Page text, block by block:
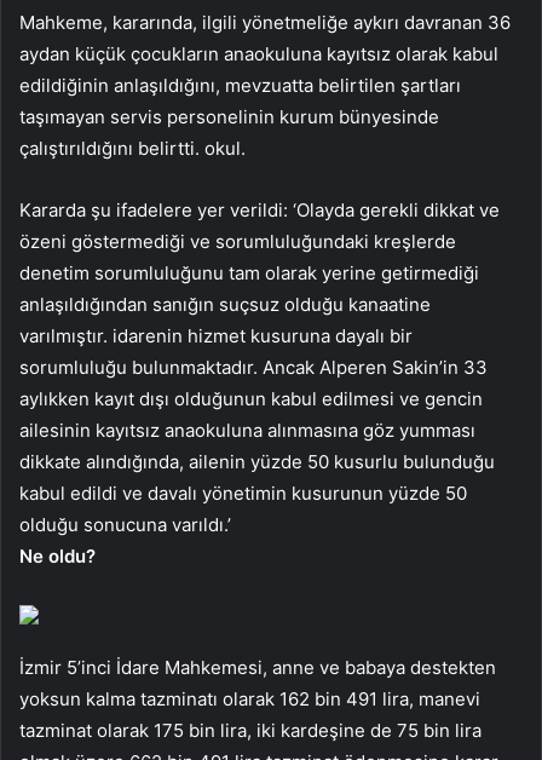
Mahkeme, kararında, ilgili yönetmeliğe aykırı davranan 36
aydan küçük çocukların anaokuluna kayıtsız olarak kabul
edildiğinin anlaşıldığını, mevzuatta belirtilen şartları
taşımayan servis personelinin kurum bünyesinde
çalıştırıldığını belirtti. okul.
Kararda şu ifadelere yer verildi: ‘Olayda gerekli dikkat ve
özeni göstermediği ve sorumluluğundaki kreşlerde
denetim sorumluluğunu tam olarak yerine getirmediği
anlaşıldığından sanığın suçsuz olduğu kanaatine
varılmıştır. idarenin hizmet kusuruna dayalı bir
sorumluluğu bulunmaktadır. Ancak Alperen Sakin’in 33
aylıkken kayıt dışı olduğunun kabul edilmesi ve gencin
ailesinin kayıtsız anaokuluna alınmasına göz yumması
dikkate alındığında, ailenin yüzde 50 kusurlu bulunduğu
kabul edildi ve davalı yönetimin kusurunun yüzde 50
olduğu sonucuna varıldı.’
Ne oldu?
İzmir 5’inci İdare Mahkemesi, anne ve babaya destekten
yoksun kalma tazminatı olarak 162 bin 491 lira, manevi
tazminat olarak 175 bin lira, iki kardeşine de 75 bin lira